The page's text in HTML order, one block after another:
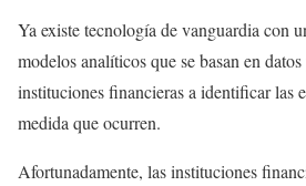
Ya existe tecnología de vanguardia con
modelos analíticos que se basan en
instituciones financieras a identificar las
medida que ocurren.
Afortunadamente, las instituciones